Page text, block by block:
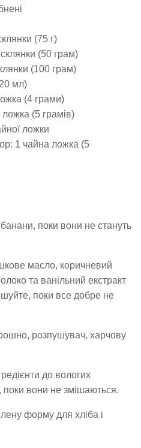
(75 г)
(50 грам)
(100 грам)
мл)
(4 грами)
(5 грамів)
ложки
1 чайна ложка (5
банани, поки вони не стануть
масло, коричневий
та ванільний екстракт
поки все добре не
розпушувач, харчову
до вологих
поки вони не змішаються.
форму для хліба і